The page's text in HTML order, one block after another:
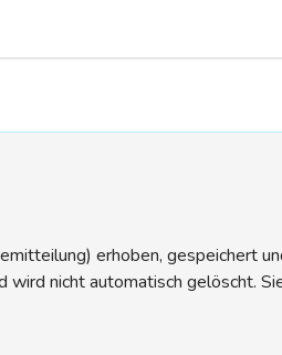
erhoben, gespeichert
nicht automatisch gelöscht.